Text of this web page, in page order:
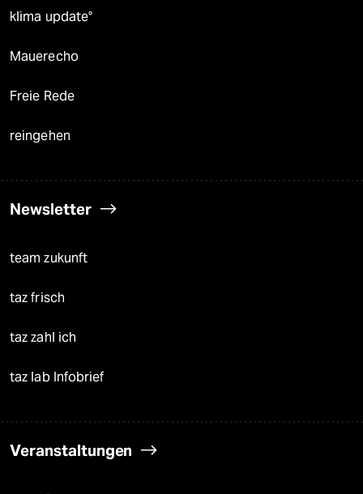
klima update°
Mauerecho
Freie Rede
reingehen
Newsletter
team zukunft
taz frisch
taz zahl ich
taz lab Infobrief
Veranstaltungen